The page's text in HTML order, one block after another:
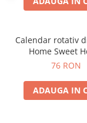
Calendar rotativ
Home Sweet
76 RON
ADAUGA IN